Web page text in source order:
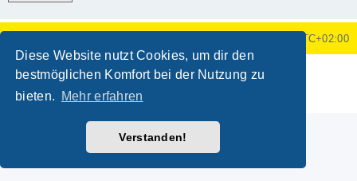
Diese Website nutzt Cookies, um dir den
bestmöglichen Komfort bei der Nutzung zu
bieten.
Mehr erfahren
Verstanden!
UTC+02:00
Powered by phpBB ® Forum Software © phpBB Limited
phpBB.de
Datenschutz